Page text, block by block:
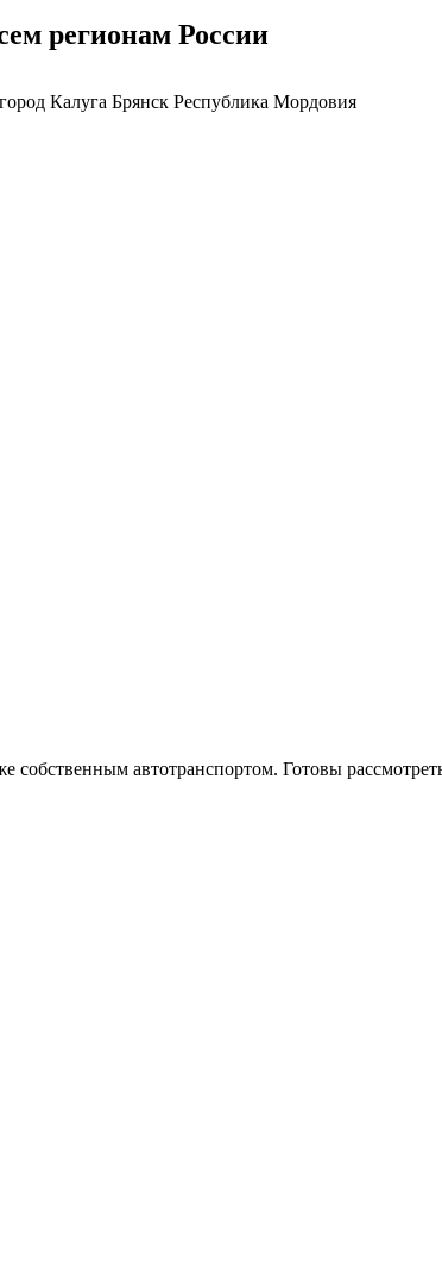
регионам России
Калуга Брянск Республика Мордовия
автотранспортом. Готовы